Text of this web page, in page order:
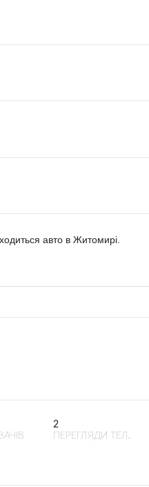
авто в Житомирі.
2
ПЕРЕГЛЯДИ ТЕЛ.